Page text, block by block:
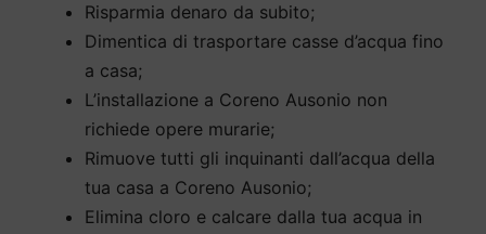
Risparmia denaro da subito;
Dimentica di trasportare casse d’acqua fino
a casa;
L’installazione a Coreno Ausonio non
richiede opere murarie;
Rimuove tutti gli inquinanti dall’acqua della
tua casa a Coreno Ausonio;
Elimina cloro e calcare dalla tua acqua in